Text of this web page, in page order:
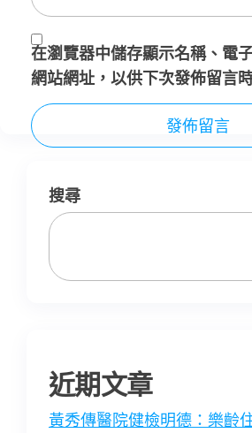
在瀏覽器中儲存顯示名稱、電
網站網址，以供下次發佈留言
搜尋
近期文章
黃秀傳醫院健檢明德：樂齡